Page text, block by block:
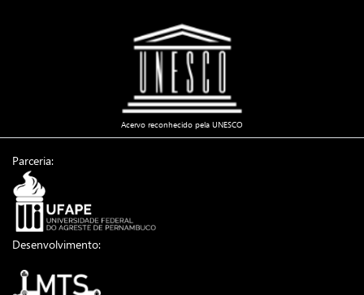
Acervo reconhecido pela UNESCO
Parceria:
Desenvolvimento: